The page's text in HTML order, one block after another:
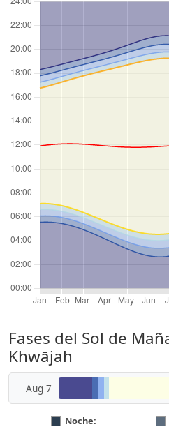
Fases del Sol de
Khwājah
Aug 7
Noche: